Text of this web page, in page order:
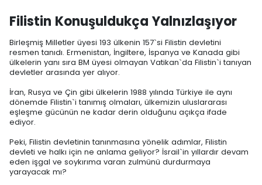
Filistin Konuşuldukça Yalnızlaşıyor
Birleşmiş Milletler üyesi 193 ülkenin 157`si Filistin devletini
resmen tanıdı. Ermenistan, İngiltere, İspanya ve Kanada gibi
ülkelerin yanı sıra BM üyesi olmayan Vatikan`da Filistin`i tanıyan
devletler arasında yer alıyor.
İran, Rusya ve Çin gibi ülkelerin 1988 yılında Türkiye ile aynı
dönemde Filistin`i tanımış olmaları, ülkemizin uluslararası
eşleşme gücünün ne kadar derin olduğunu açıkça ifade
ediyor.
Peki, Filistin devletinin tanınmasına yönelik adımlar, Filistin
devleti ve halkı için ne anlama geliyor? İsrail`in yıllardır devam
eden işgal ve soykırıma varan zulmünü durdurmaya
yarayacak mı?